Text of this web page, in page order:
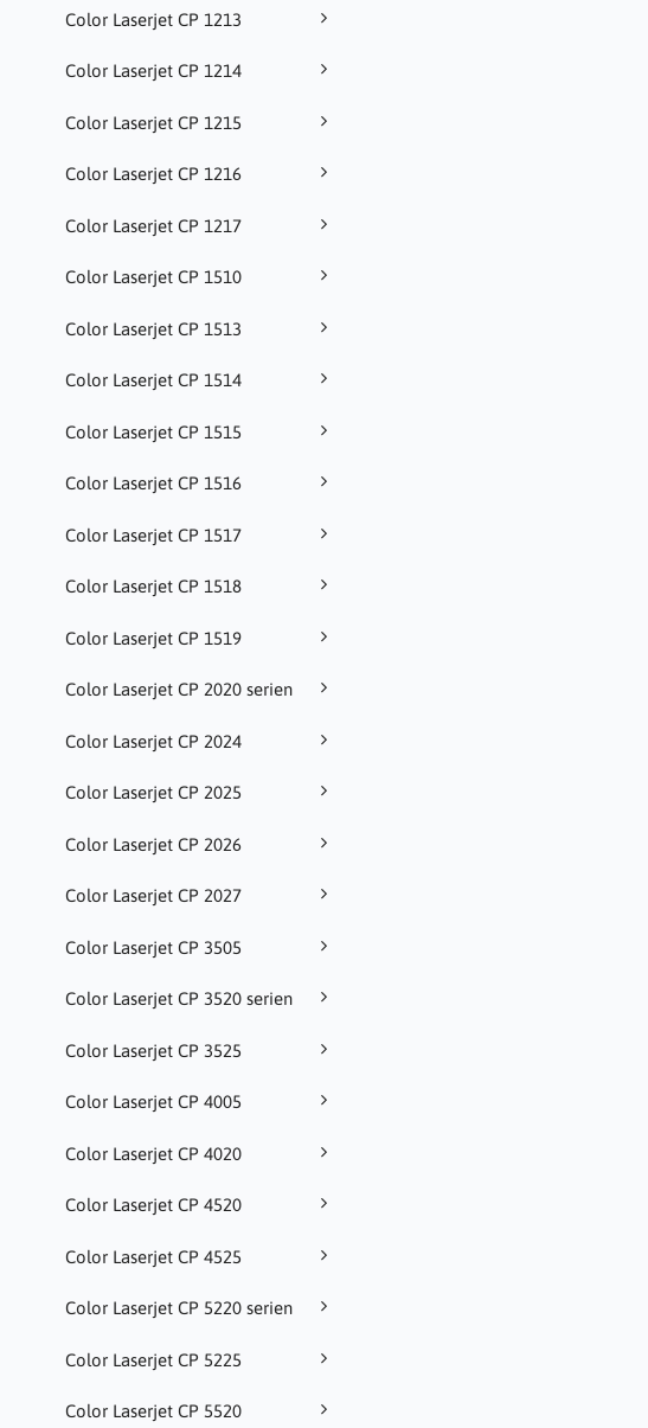
Color Laserjet CP 1213
Color Laserjet CP 1214
Color Laserjet CP 1215
Color Laserjet CP 1216
Color Laserjet CP 1217
Color Laserjet CP 1510
Color Laserjet CP 1513
Color Laserjet CP 1514
Color Laserjet CP 1515
Color Laserjet CP 1516
Color Laserjet CP 1517
Color Laserjet CP 1518
Color Laserjet CP 1519
Color Laserjet CP 2020 serien
Color Laserjet CP 2024
Color Laserjet CP 2025
Color Laserjet CP 2026
Color Laserjet CP 2027
Color Laserjet CP 3505
Color Laserjet CP 3520 serien
Color Laserjet CP 3525
Color Laserjet CP 4005
Color Laserjet CP 4020
Color Laserjet CP 4520
Color Laserjet CP 4525
Color Laserjet CP 5220 serien
Color Laserjet CP 5225
Color Laserjet CP 5520